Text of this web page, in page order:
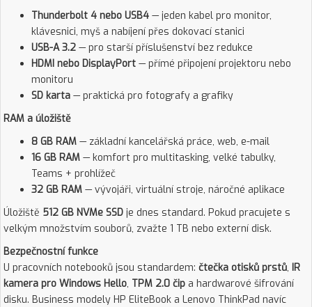
Thunderbolt 4 nebo USB4 — jeden kabel pro monitor,
klávesnici, myš a nabíjení přes dokovací stanici
USB-A 3.2 — pro starší příslušenství bez redukce
HDMI nebo DisplayPort — přímé připojení projektoru nebo
monitoru
SD karta — praktická pro fotografy a grafiky
RAM a úložiště
8 GB RAM — základní kancelářská práce, web, e-mail
16 GB RAM — komfort pro multitasking, velké tabulky,
Teams + prohlížeč
32 GB RAM — vývojáři, virtuální stroje, náročné aplikace
Úložiště 512 GB NVMe SSD je dnes standard. Pokud pracujete s
velkým množstvím souborů, zvažte 1 TB nebo externí disk.
Bezpečnostní funkce
U pracovních notebooků jsou standardem: čtečka otisků prstů, IR
kamera pro Windows Hello, TPM 2.0 čip a hardwarové šifrování
disku. Business modely HP EliteBook a Lenovo ThinkPad navíc